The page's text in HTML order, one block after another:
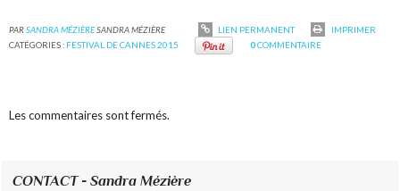
PARSANDRA MÉZIÈRESANDRA MÉZIÈRE LIEN PERMANENT
IMPRIMER
CATÉGORIES : FESTIVAL DE CANNES 2015 0COMMENTAIRE
Les commentaires sont fermés.
CONTACT - Sandra Mézière